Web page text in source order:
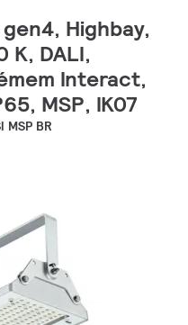
Highbay,
K, DALI,
Interact,
MSP, IK07
MSP BR